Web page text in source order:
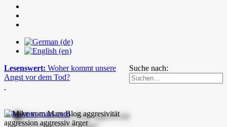
Suche nach:
Lesenswert: Woher kommt unsere
Angst vor dem Tod?
mike-vom-mars.com